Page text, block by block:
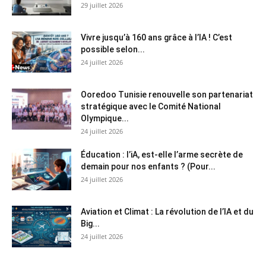
29 juillet 2026
Vivre jusqu’à 160 ans grâce à l’IA ! C’est
possible selon...
24 juillet 2026
Ooredoo Tunisie renouvelle son partenariat
stratégique avec le Comité National
Olympique...
24 juillet 2026
Éducation : l’iA, est-elle l’arme secrète de
demain pour nos enfants ? (Pour...
24 juillet 2026
Aviation et Climat : La révolution de l’IA et du
Big...
24 juillet 2026